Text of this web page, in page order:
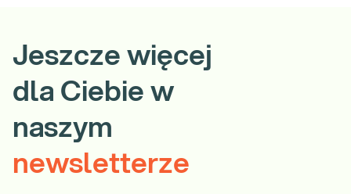
Jeszcze więcej
dla Ciebie w
naszym
newsletterze